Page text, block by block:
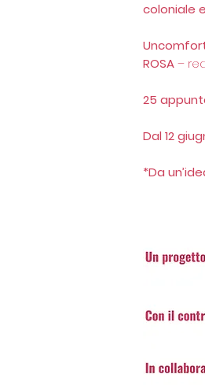
coloniale
ROSA–
25
Dal 12
*Da